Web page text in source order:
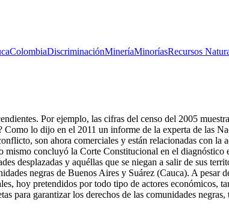
ColombiaDiscriminaciónMineríaMinoríasRecursos
Por ejemplo, las cifras del censo del 2005
lo dijo en el 2011 un informe de la experta de las
son ahora comerciales y están relacionadas con
concluyó la Corte Constitucional en el
desplazadas y aquéllas que se niegan a salir de sus
negras de Buenos Aires y Suárez (Cauca). A pesar
hoy pretendidos por todo tipo de actores económicos,
para garantizar los derechos de las comunidades